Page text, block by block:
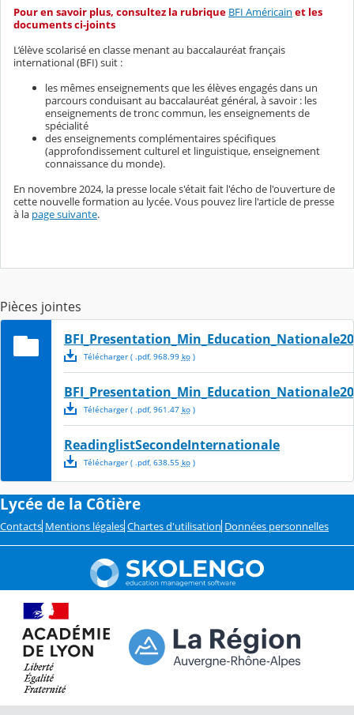
Pour en savoir plus, consultez la rubrique BFI Américain et les
documents ci-joints
L’élève scolarisé en classe menant au baccalauréat français
international (BFI) suit :
les mêmes enseignements que les élèves engagés dans un
parcours conduisant au baccalauréat général, à savoir : les
enseignements de tronc commun, les enseignements de
spécialité
des enseignements complémentaires spécifiques
(approfondissement culturel et linguistique, enseignement
connaissance du monde).
En novembre 2024, la presse locale s'était fait l'écho de l'ouverture de
cette nouvelle formation au lycée. Vous pouvez lire l'article de presse
à la page suivante.
Pièces jointes
Télécharger( .pdf, 968.99 ko)
Télécharger( .pdf, 961.47 ko)
ReadinglistSecondeInternationale
Télécharger( .pdf, 638.55 ko)
Lycée de la Côtière
Contacts Mentions légales Chartes d'utilisation Données personnelles